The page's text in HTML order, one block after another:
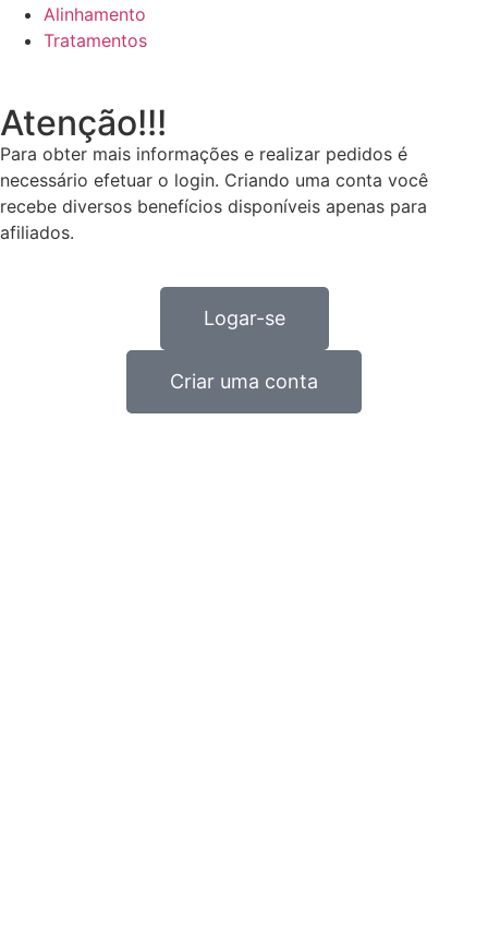
Alinhamento
Tratamentos
Atenção!!!
Para obter mais informações e realizar pedidos é
necessário efetuar o login. Criando uma conta você
recebe diversos benefícios disponíveis apenas para
afiliados.
Logar-se
Criar uma conta